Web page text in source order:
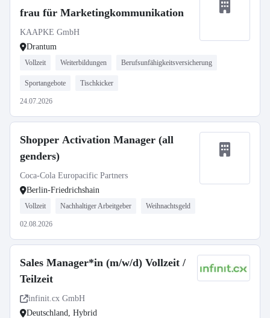
frau für Marketingkommunikation
KAAPKE GmbH
Drantum
Vollzeit Weiterbildungen Berufsunfähigkeitsversicherung
Sportangebote Tischkicker
24.07.2026
Shopper Activation Manager (all
genders)
Coca-Cola Europacific Partners
Berlin-Friedrichshain
Vollzeit Nachhaltiger Arbeitgeber Weihnachtsgeld
02.08.2026
Sales Manager*in (m/w/d) Vollzeit /
Teilzeit
infinit.cx GmbH
Deutschland, Hybrid